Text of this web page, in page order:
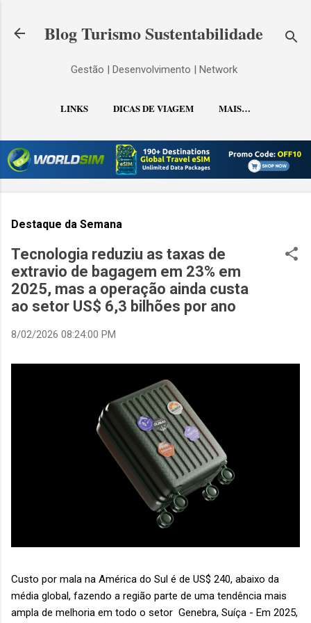
Blog Turismo Sustentabilidade
Gestão | Desenvolvimento | Network
LINKS DICAS DE VIAGEM MAIS…
CONTATO
Destaque da Semana
Tecnologia reduziu as taxas de
extravio de bagagem em 23% em
2025, mas a operação ainda custa
ao setor US$ 6,3 bilhões por ano
8/02/2026 08:24:00 PM
Custo por mala na América do Sul é de US$ 240, abaixo da
média global, fazendo a região parte de uma tendência mais
ampla de melhoria em todo o setor Genebra, Suíça - Em 2025,